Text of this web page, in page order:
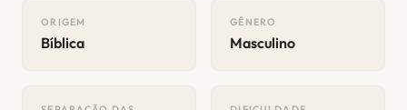
ORIGEM
Bíblica
GÊNERO
Masculino